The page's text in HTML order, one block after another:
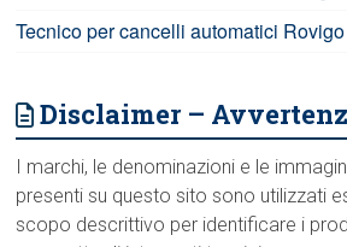
Tecnico per cancelli automatici
Disclaimer –
I marchi, le denominazioni e le
presenti su questo sito sono utilizzati
scopo descrittivo per identificare i